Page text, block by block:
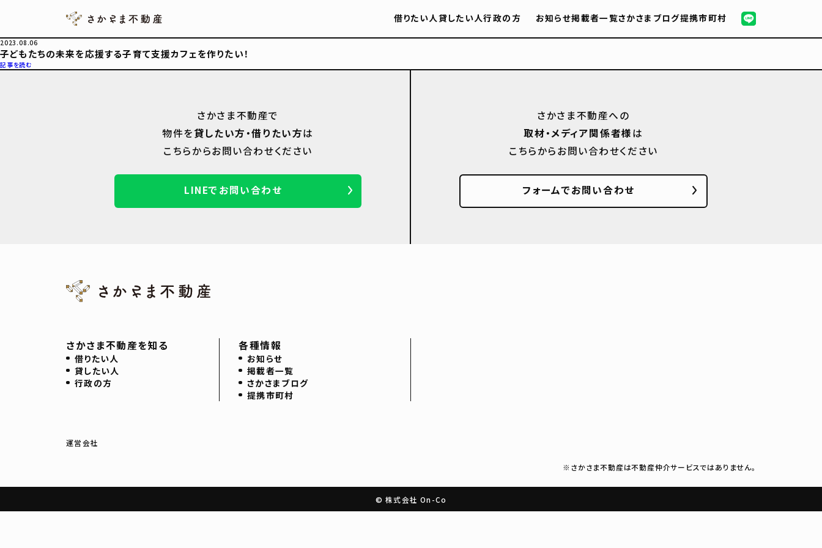
借りたい人貸したい人行政の方 お知らせ掲載者一覧さかさまブログ提携市町村
2023.08.06
子どもたちの未来を応援する子育て支援カフェを作りたい！
記事を読む
さかさま不動産で
物件を貸したい方・借りたい方は
こちらからお問い合わせください
LINEでお問い合わせ
さかさま不動産への
取材・メディア関係者様は
こちらからお問い合わせください
フォームでお問い合わせ
さかさま不動産を知る
借りたい人
貸したい人
行政の方
各種情報
お知らせ
掲載者一覧
さかさまブログ
提携市町村
運営会社
※さかさま不動産は不動産仲介サービスではありません。
© 株式会社 On-Co